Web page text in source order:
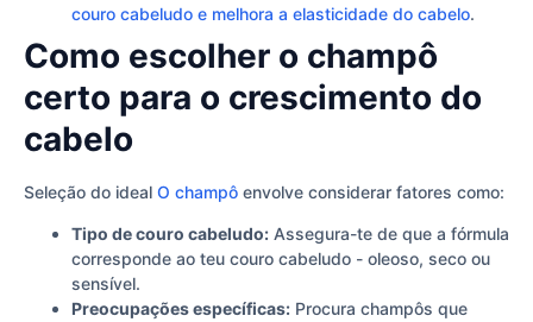
couro cabeludo e melhora a elasticidade do cabelo.
Como escolher o champô
certo para o crescimento do
cabelo
Seleção do ideal O champô envolve considerar fatores como:
Tipo de couro cabeludo: Assegura-te de que a fórmula
corresponde ao teu couro cabeludo - oleoso, seco ou
sensível.
Preocupações específicas: Procura champôs que